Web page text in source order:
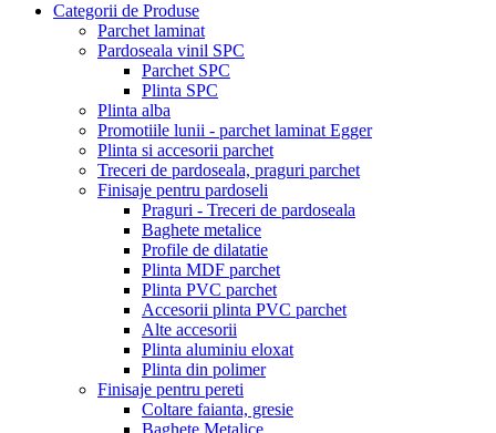
Categorii de Produse
Parchet laminat
Pardoseala vinil SPC
Parchet SPC
Plinta SPC
Plinta alba
Promotiile lunii - parchet laminat Egger
Plinta si accesorii parchet
Treceri de pardoseala, praguri parchet
Finisaje pentru pardoseli
Praguri - Treceri de pardoseala
Baghete metalice
Profile de dilatatie
Plinta MDF parchet
Plinta PVC parchet
Accesorii plinta PVC parchet
Alte accesorii
Plinta aluminiu eloxat
Plinta din polimer
Finisaje pentru pereti
Coltare faianta, gresie
Baghete Metalice